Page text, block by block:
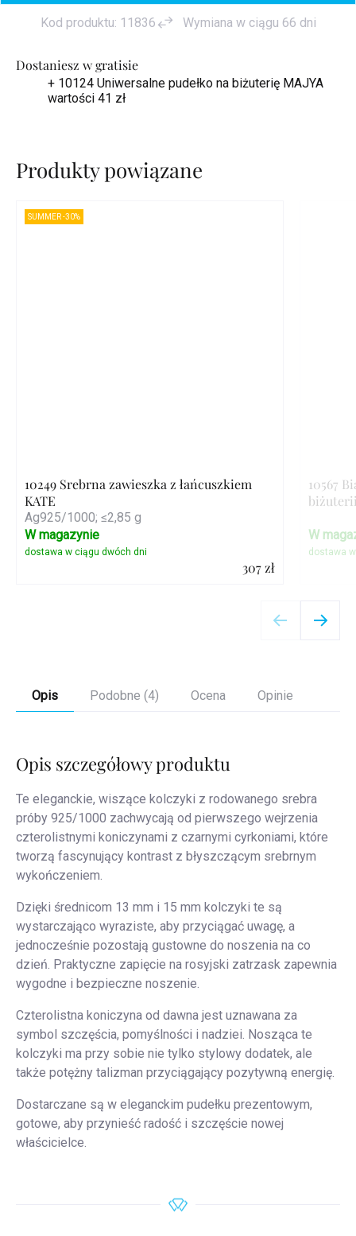
Dostaniesz w gratisie
+ 10124 Uniwersalne pudełko na biżuterię MAJYA
wartości 41 zł
Kod produktu: 11836 Wymiana w ciągu 66 dni
Produkty powiązane
SUMMER -30%
10249 Srebrna zawieszka z łańcuszkiem
KATE
Ag925/1000; ≤2,85 g
307 zł
W magazynie
10567
W
Opis Podobne (4) Ocena Opinie
Opis szczegółowy produktu
Te eleganckie, wiszące kolczyki z rodowanego srebra
próby 925/1000 zachwycają od pierwszego wejrzenia
czterolistnymi koniczynami z czarnymi cyrkoniami, które
tworzą fascynujący kontrast z błyszczącym srebrnym
wykończeniem.
Dzięki średnicom 13 mm i 15 mm kolczyki te są
wystarczająco wyraziste, aby przyciągać uwagę, a
jednocześnie pozostają gustowne do noszenia na co
dzień. Praktyczne zapięcie na rosyjski zatrzask zapewnia
wygodne i bezpieczne noszenie.
Czterolistna koniczyna od dawna jest uznawana za
symbol szczęścia, pomyślności i nadziei. Nosząca te
kolczyki ma przy sobie nie tylko stylowy dodatek, ale
także potężny talizman przyciągający pozytywną energię.
Dostarczane są w eleganckim pudełku prezentowym,
gotowe, aby przynieść radość i szczęście nowej
właścicielce.